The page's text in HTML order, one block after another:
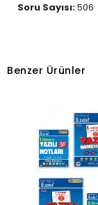
Soru Sayısı:506
Benzer Ürünler